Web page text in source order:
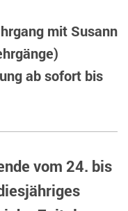
mit Susann
bis
vom 24. bis